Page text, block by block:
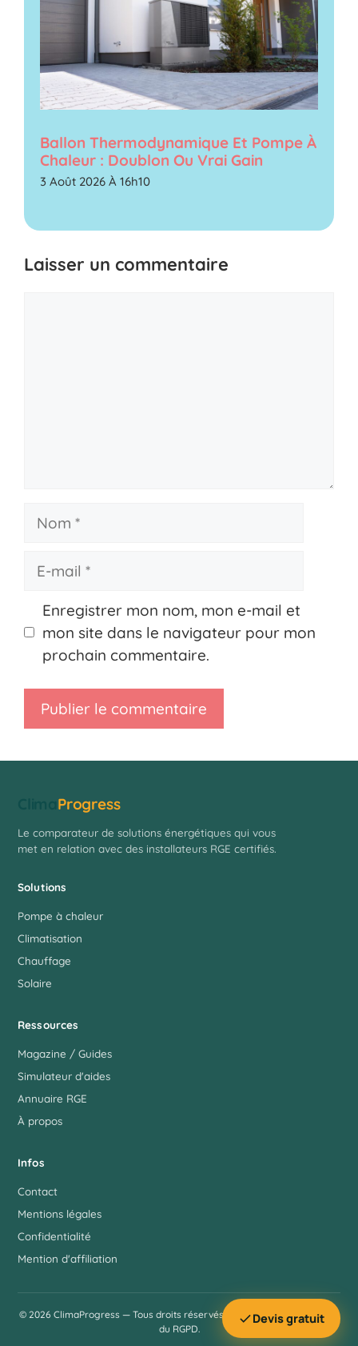
Ballon Thermodynamique Et Pompe À
Chaleur : Doublon Ou Vrai Gain
3 Août 2026 À 16h10
Laisser un commentaire
Nom
Enregistrer mon nom, mon e-mail et
mon site dans le navigateur pour mon
prochain commentaire.
Progress
Le comparateur de solutions énergétiques qui vous
met en relation avec des installateurs RGE certifiés.
Solutions
Pompe à chaleur
Climatisation
Chauffage
Solaire
Ressources
Magazine / Guides
Simulateur d'aides
Annuaire RGE
À propos
Infos
Contact
Mentions légales
Confidentialité
Mention d'affiliation
© 2026 ClimaProgress — Tous droits réservés. Site édité dans le respect
du RGPD.
Devis gratuit